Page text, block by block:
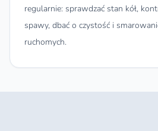
regularnie: sprawdzać stan kół,
spawy, dbać o czystość i
ruchomych.